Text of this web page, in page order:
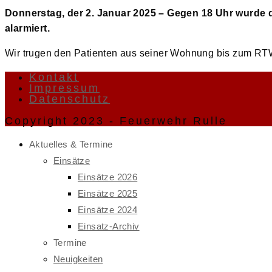
Donnerstag, der 2. Januar 2025 – Gegen 18 Uhr
alarmiert.
Wir trugen den Patienten aus seiner Wohnung bis zum
Kontakt
Impressum
Datenschutz
Copyright 2023 - Feuerwehr Rulle
Aktuelles & Termine
Einsätze
Einsätze 2026
Einsätze 2025
Einsätze 2024
Einsatz-Archiv
Termine
Neuigkeiten